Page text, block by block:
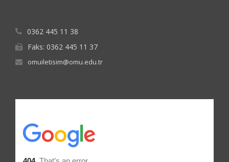
0362 445 11 38
Faks: 0362 445 11 37
omuiletisim@omu.edu.tr